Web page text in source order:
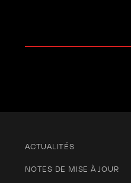
ACTUALITÉS
NOTES DE MISE À JOUR